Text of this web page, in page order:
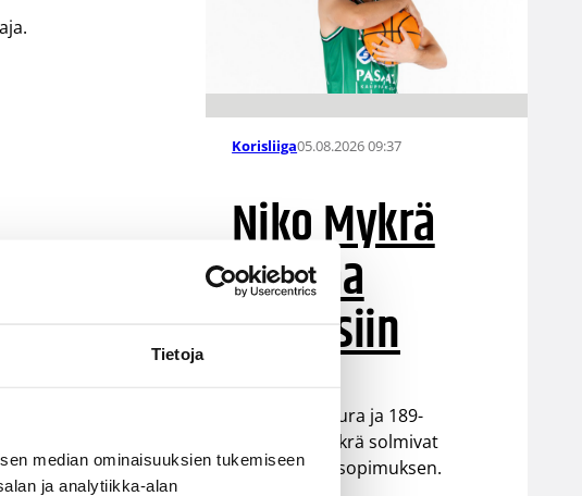
Tietoja
median ominaisuuksien tukemiseen
ja analytiikka-alan
Korisliiga05.08.2026 09:37
Niko Mykrä
Loimaa
Bisonsiin
Loimaalaisseura ja 189-
senttinen Mykrä solmivat
yksivuotisen sopimuksen.